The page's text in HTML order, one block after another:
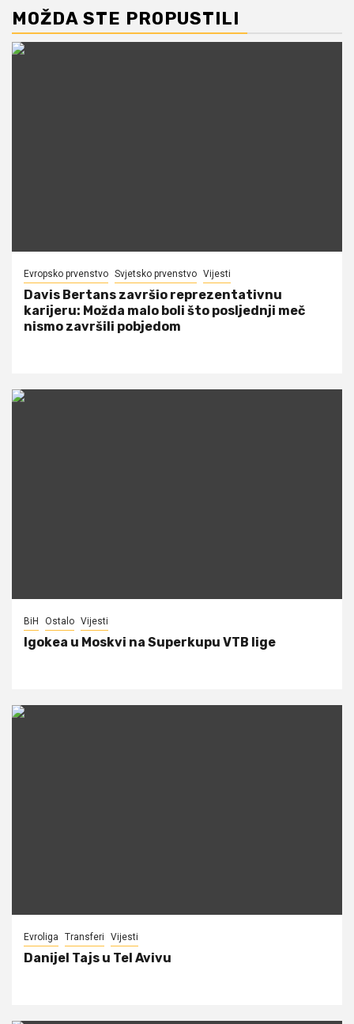
MOŽDA STE PROPUSTILI
Evropsko prvenstvo Svjetsko prvenstvo Vijesti
Davis Bertans završio reprezentativnu
karijeru: Možda malo boli što posljednji meč
nismo završili pobjedom
BiH Ostalo Vijesti
Igokea u Moskvi na Superkupu VTB lige
Evroliga Transferi Vijesti
Danijel Tajs u Tel Avivu